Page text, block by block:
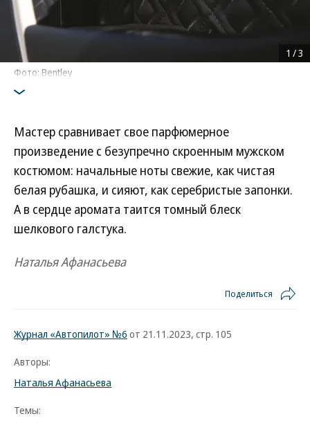
Фото: Bentley
1 /3
Мастер сравнивает свое парфюмерное
произведение с безупречно скроенным мужском
костюмом: начальные ноты свежие, как чистая
белая рубашка, и сияют, как серебристые запонки.
А в сердце аромата таится томный блеск
шелкового галстука.
Наталья Афанасьева
Поделиться
Журнал «Автопилот» №6 от 21.11.2023, стр. 105
Авторы:
Наталья Афанасьева
Темы: